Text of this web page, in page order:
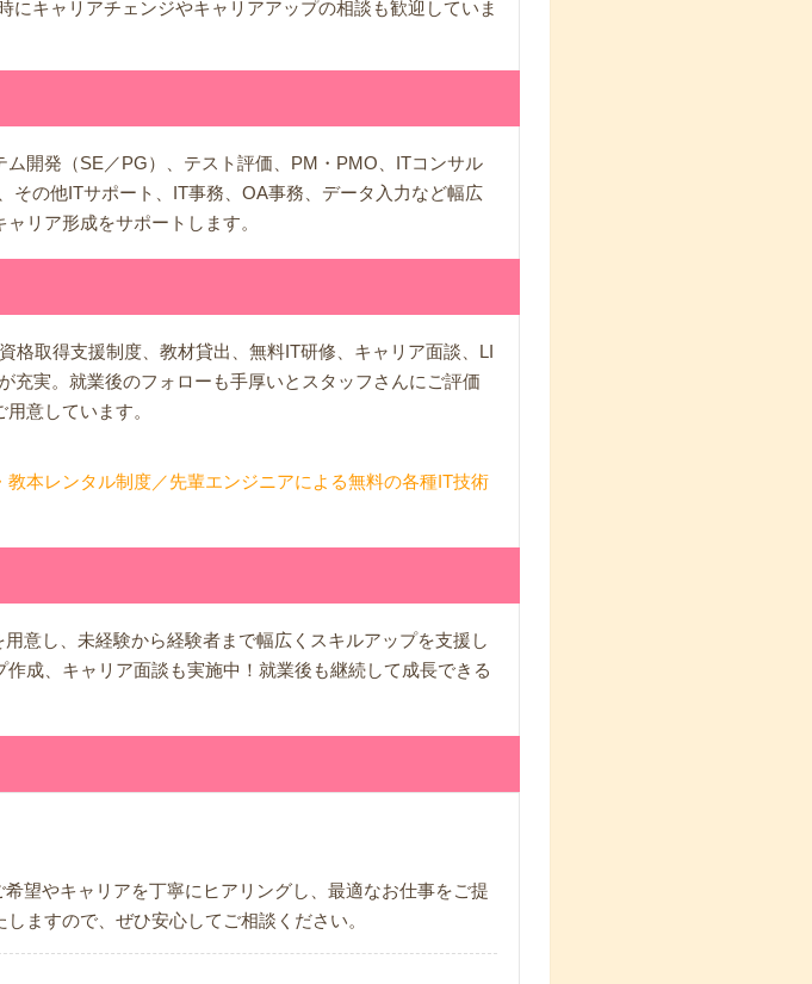
にキャリアチェンジやキャリアアップの相談も歓迎していま
開発（SE／PG）、テスト評価、PM・PMO、ITコンサル
その他ITサポート、IT事務、OA事務、データ入力など幅広
リア形成をサポートします。
格取得支援制度、教材貸出、無料IT研修、キャリア面談、LI
充実。就業後のフォローも手厚いとスタッフさんにご評価
意しています。
本レンタル制度／先輩エンジニアによる無料の各種IT技術
意し、未経験から経験者まで幅広くスキルアップを支援し
成、キャリア面談も実施中！就業後も継続して成長できる
望やキャリアを丁寧にヒアリングし、最適なお仕事をご提
ますので、ぜひ安心してご相談ください。